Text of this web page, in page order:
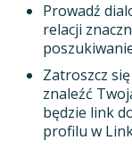
Prowadź
relacji
Zatroszcz
znaleźć
będzie link
profilu w